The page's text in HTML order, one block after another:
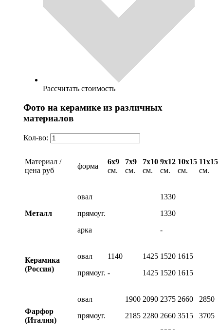
Рассчитать стоимость
Фото на керамике из различных
материалов
Кол-во:
Материал /
цена руб
форма
6х9
см.
7х9
см.
7х10
см.
9х12
см.
10х15
см.
11х15
см.
Металл
овал
прямоуг.
арка
1330
1330
-
Керамика
(Россия)
овал
прямоуг.
1140
-
1425
1425
1520
1520
1615
1615
Фарфор
(Италия)
овал
прямоуг.
1900
2185
2090
2280
2375
2660
2660
3515
2850
3705